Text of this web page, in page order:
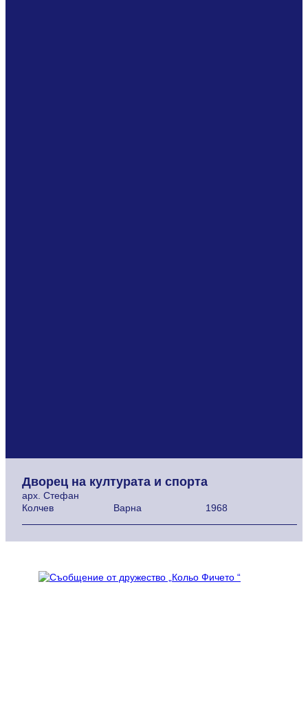
Дворец на културата и спорта
арх. Стефан
Колчев
Варна 1968